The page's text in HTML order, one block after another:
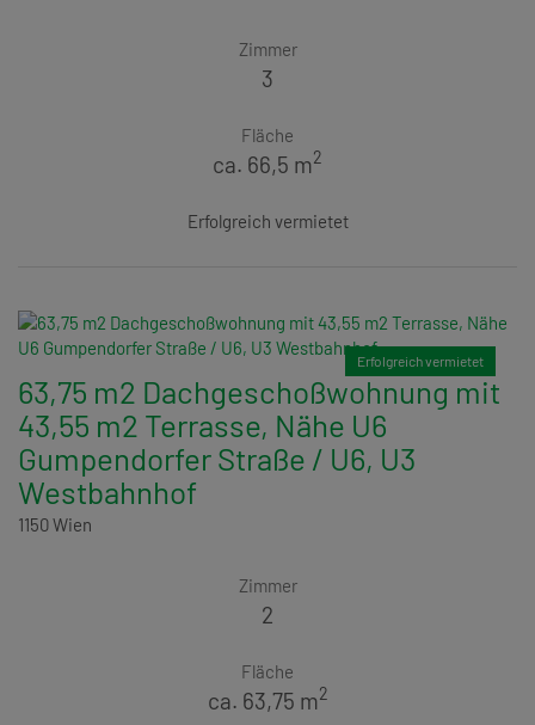
Zimmer
3
Fläche
ca. 66,5 m2
Erfolgreich vermietet
Erfolgreich vermietet
63,75 m2 Dachgeschoßwohnung mit
43,55 m2 Terrasse, Nähe U6
Gumpendorfer Straße / U6, U3
Westbahnhof
1150 Wien
Zimmer
2
Fläche
ca. 63,75 m2